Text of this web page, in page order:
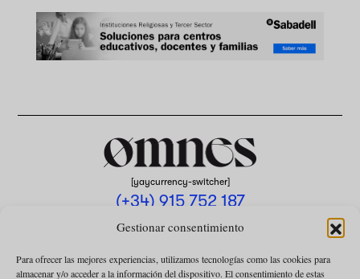
Gestionar consentimiento
Para ofrecer las mejores experiencias, utilizamos tecnologías como las cookies para
almacenar y/o acceder a la información del dispositivo. El consentimiento de estas
[yaycurrency-switcher]
(+34) 915 752 187
omnes@omnesmag.com